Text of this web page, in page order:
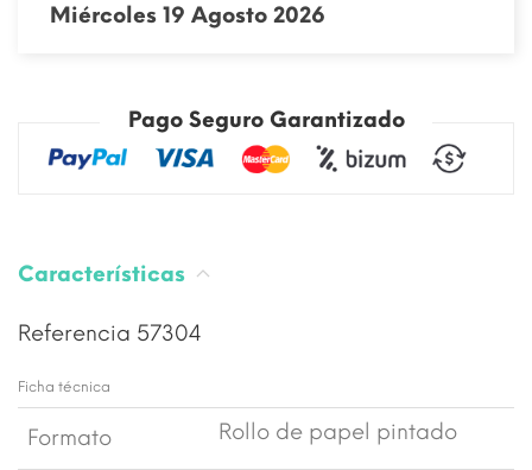
Miércoles 19 Agosto 2026
Pago Seguro Garantizado
Características
Referencia 57304
Ficha técnica
Formato Rollo de papel pintado